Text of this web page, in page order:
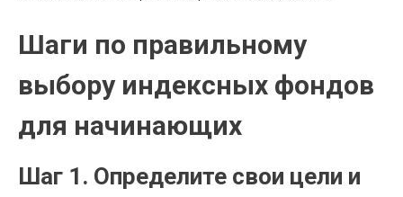
Шаги по правильному
выбору индексных фондов
для начинающих
Шаг 1. Определите свои цели и